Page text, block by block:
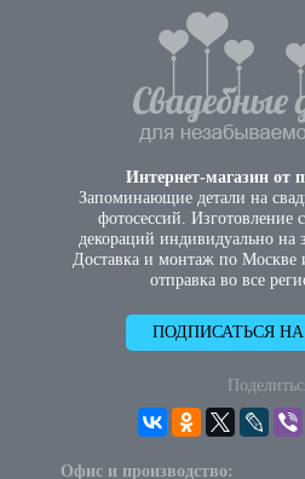
Интернет-магазин от
Запоминающие детали на
фотосессий. Изготовление
декораций индивидуально на
Доставка и монтаж по Москве
отправка во все
ПОДПИСАТЬСЯ
Офис и производство: